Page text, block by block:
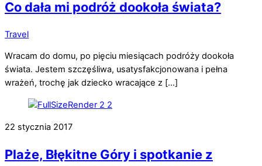
Co dała mi podróż dookoła świata?
Travel
Wracam do domu, po pięciu miesiącach podróży dookoła
świata. Jestem szczęśliwa, usatysfakcjonowana i pełna
wrażeń, trochę jak dziecko wracające z […]
22 stycznia 2017
Plaże, Błękitne Góry i spotkanie z